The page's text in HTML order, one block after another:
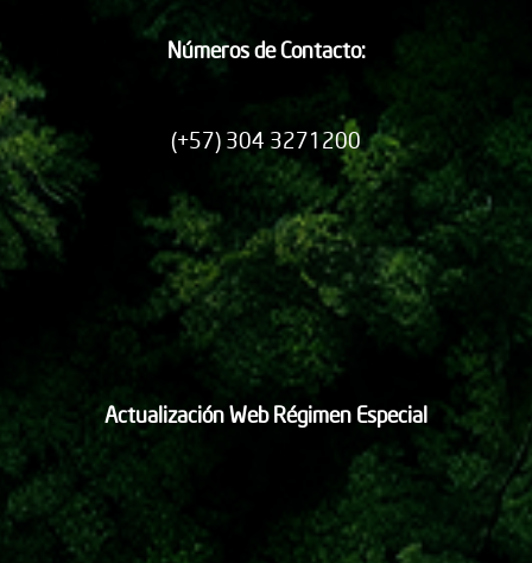
Números de Contacto:
(+57) 304 3271200
Actualización Web Régimen Especial